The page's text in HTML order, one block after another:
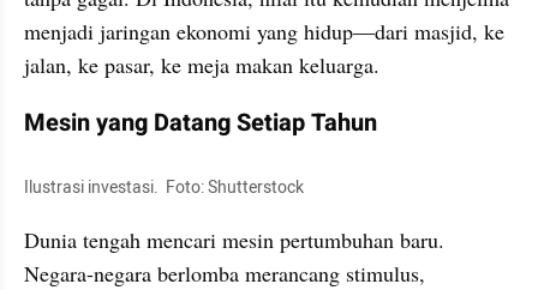
menjadi jaringan ekonomi yang hidup—dari masjid, ke
jalan, ke pasar, ke meja makan keluarga.
Mesin yang Datang Setiap Tahun
Ilustrasi investasi.  Foto: Shutterstock
Dunia tengah mencari mesin pertumbuhan baru.
Negara-negara berlomba merancang stimulus,